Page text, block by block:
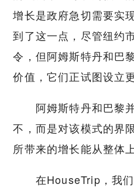
增长是政府急切需要实
到了这一点，尽管纽约
令，但阿姆斯特丹和巴
价值，它们正试图设立
阿姆斯特丹和巴黎并
不，而是对该模式的界
所带来的增长能从整体
在HouseTrip，我们